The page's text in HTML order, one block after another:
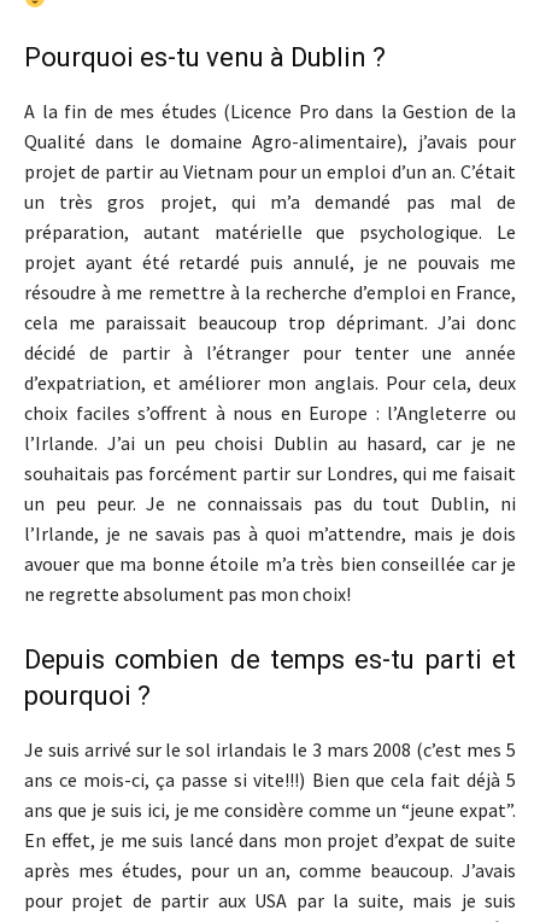
Pourquoi es-tu venu à Dublin ?
A la fin de mes études (Licence Pro dans la Gestion de la
Qualité dans le domaine Agro-alimentaire), j’avais pour
projet de partir au Vietnam pour un emploi d’un an. C’était
un très gros projet, qui m’a demandé pas mal de
préparation, autant matérielle que psychologique. Le
projet ayant été retardé puis annulé, je ne pouvais me
résoudre à me remettre à la recherche d’emploi en France,
cela me paraissait beaucoup trop déprimant. J’ai donc
décidé de partir à l’étranger pour tenter une année
d’expatriation, et améliorer mon anglais. Pour cela, deux
choix faciles s’offrent à nous en Europe : l’Angleterre ou
l’Irlande. J’ai un peu choisi Dublin au hasard, car je ne
souhaitais pas forcément partir sur Londres, qui me faisait
un peu peur. Je ne connaissais pas du tout Dublin, ni
l’Irlande, je ne savais pas à quoi m’attendre, mais je dois
avouer que ma bonne étoile m’a très bien conseillée car je
ne regrette absolument pas mon choix!
Depuis combien de temps es-tu parti et
pourquoi ?
Je suis arrivé sur le sol irlandais le 3 mars 2008 (c’est mes 5
ans ce mois-ci, ça passe si vite!!!) Bien que cela fait déjà 5
ans que je suis ici, je me considère comme un “jeune expat”.
En effet, je me suis lancé dans mon projet d’expat de suite
après mes études, pour un an, comme beaucoup. J’avais
pour projet de partir aux USA par la suite, mais je suis